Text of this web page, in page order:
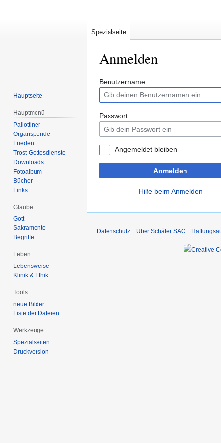
Anmelden
Zur
Navigation
springen
Zur
Suche
springen
Benutzername
Passwort
Angemeldet bleiben
Anmelden
Hilfe beim Anmelden
Spezialseite
Hauptseite
Hauptmenü
Pallottiner
Organspende
Frieden
Trost-Gottesdienste
Downloads
Fotoalbum
Bücher
Links
Glaube
Gott
Sakramente
Begriffe
Leben
Lebensweise
Klinik & Ethik
Tools
neue Bilder
Liste der Dateien
Werkzeuge
Spezialseiten
Druckversion
Datenschutz Über Schäfer SAC